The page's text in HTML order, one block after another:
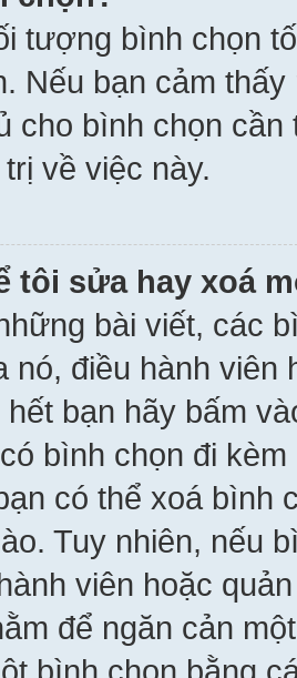
tượng bình chọn
Nếu bạn cảm
cho bình chọn
về việc này.
tôi sửa hay xoá
bài viết, các
nó, điều hành
bạn hãy bấm
bình chọn đi
có thể xoá bình
Tuy nhiên, nếu
viên hoặc
để ngăn cản
bình chọn bằng